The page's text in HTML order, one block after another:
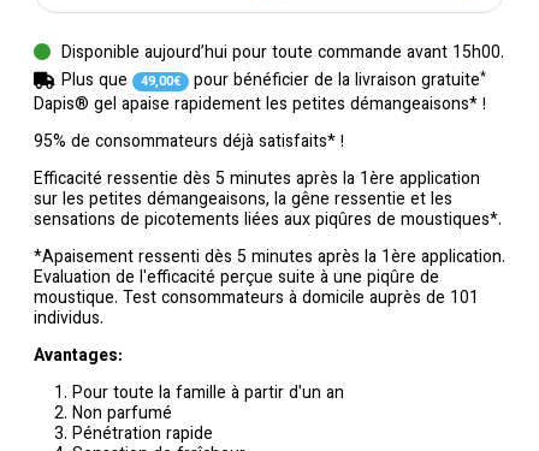
Dapis® gel apaise rapidement les petites démangeaisons* !
95% de consommateurs déjà satisfaits* !
Efficacité ressentie dès 5 minutes après la 1ère application
sur les petites démangeaisons, la gêne ressentie et les
sensations de picotements liées aux piqûres de moustiques*.
*Apaisement ressenti dès 5 minutes après la 1ère application.
Evaluation de l'efficacité perçue suite à une piqûre de
moustique. Test consommateurs à domicile auprès de 101
individus.
Avantages:
Pour toute la famille à partir d'un an
Non parfumé
Pénétration rapide
Disponible aujourd’hui pour toute commande avant 15h00.
Plus que
49,00€ pour bénéficier de la livraison gratuite*